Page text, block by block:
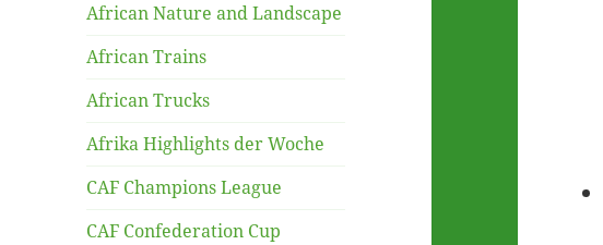
African Nature and Landscape
African Trains
African Trucks
Afrika Highlights der Woche
CAF Champions League
CAF Confederation Cup